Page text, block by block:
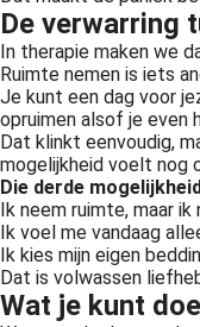
De verwarring
In therapie maken we
Ruimte nemen is iets
Je kunt een dag voor
opruimen alsof je even
Dat klinkt eenvoudig,
mogelijkheid voelt nog
Die derde
Ik neem ruimte, maar
Ik voel me vandaag
Ik kies mijn eigen
Dat is volwassen
Wat je kunt